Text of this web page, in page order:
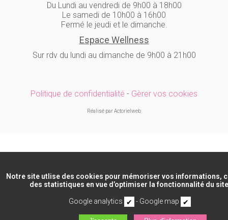
Du Lundi au vendredi de 9h00 à 18h00
Le samedi de 10h00 à 16h00
Fermé le jeudi et le dimanche.
Espace Wellness
Sur rdv du lundi au dimanche de 9h00 à 21h00
Politique de confidentialité - Gèrer vos cookies
Réalisé par Actorielweb
Notre site utlise des cookies pour mémoriser vos informations,
des statistiques en vue d’optimiser la fonctionnalité du
Google analytics - Google map